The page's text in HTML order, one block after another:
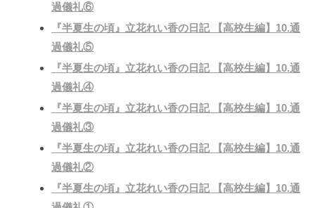
過儀礼⑥
『半夏生の頃』立花れい香の日記 【高校生編】10.通
過儀礼⑤
『半夏生の頃』立花れい香の日記 【高校生編】10.通
過儀礼④
『半夏生の頃』立花れい香の日記 【高校生編】10.通
過儀礼③
『半夏生の頃』立花れい香の日記 【高校生編】10.通
過儀礼②
『半夏生の頃』立花れい香の日記 【高校生編】10.通